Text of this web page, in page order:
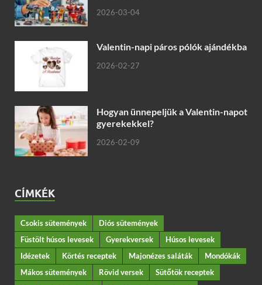
2026-03-04
Valentin-napi páros pólók ajándékba
2026-02-27
Hogyan ünnepeljük a Valentin-napot
gyerekekkel?
2026-02-09
CÍMKÉK
Csokis sütemények
Diós sütemények
Füstölt húsos levesek
Gyerekversek
Húsos levesek
Idézetek
Körtés receptek Majonézes saláták
Mondókák
Mákos sütemények
Rövid versek
Sütőtök receptek